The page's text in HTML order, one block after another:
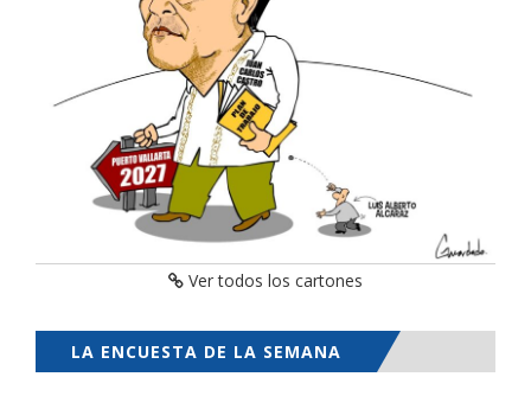
Ver todos los cartones
LA ENCUESTA DE LA SEMANA